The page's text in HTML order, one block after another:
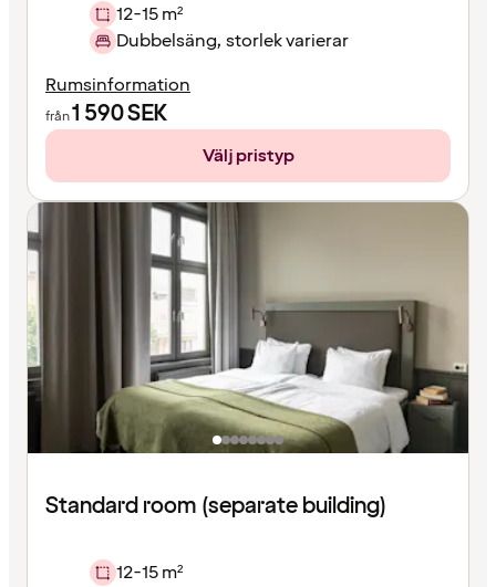
12-15 m²
Dubbelsäng, storlek varierar
Rumsinformation
från1 590SEK
Välj pristyp
Standard room (separate building)
12-15 m²